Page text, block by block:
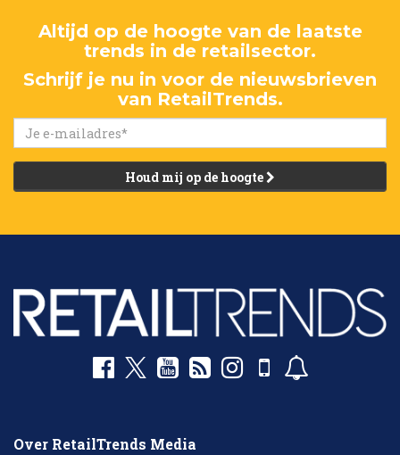
Altijd op de hoogte van de laatste
trends in de retailsector.
Schrijf je nu in voor de nieuwsbrieven
van RetailTrends.
Houd mij op de hoogte
Over RetailTrends Media